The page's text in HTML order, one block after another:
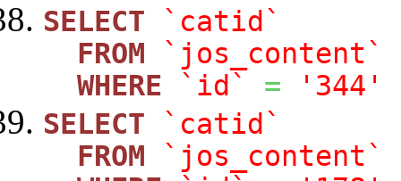
SELECT
`catid`
FROM
`jos_content`
WHERE
`id` =
'344'
SELECT
`catid`
FROM
`jos_content`